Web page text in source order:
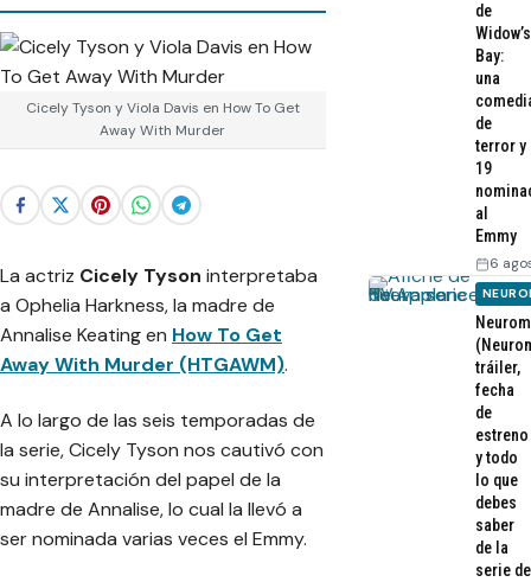
Cicely Tyson y Viola Davis en How To Get
Away With Murder
La actriz Cicely Tyson interpretaba
a Ophelia Harkness, la madre de
Annalise Keating en How To Get
Away With Murder (HTGAWM).
A lo largo de las seis temporadas de
la serie, Cicely Tyson nos cautivó con
su interpretación del papel de la
madre de Annalise, lo cual la llevó a
ser nominada varias veces el Emmy.
de
Widow’s
Bay:
una
de
terror y
19
al
Emmy
6
tráiler,
fecha
de
estreno
y todo
lo que
debes
saber
de la
serie de